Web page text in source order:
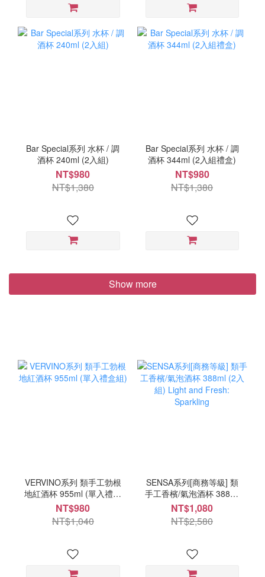
Bar Special系列 水杯 / 調
酒杯 240ml (2入組)
NT$980
NT$1,380
Bar Special系列 水杯 / 調
酒杯 344ml (2入組禮盒)
NT$980
NT$1,380
Show more
VERVINO系列 類手工勃根
地紅酒杯 955ml (單入禮盒
組)
NT$980
NT$1,040
SENSA系列[商務等級] 類
手工香檳/氣泡酒杯 388ml
(2入組) Light and Fresh:
Sparkling
NT$1,080
NT$2,580